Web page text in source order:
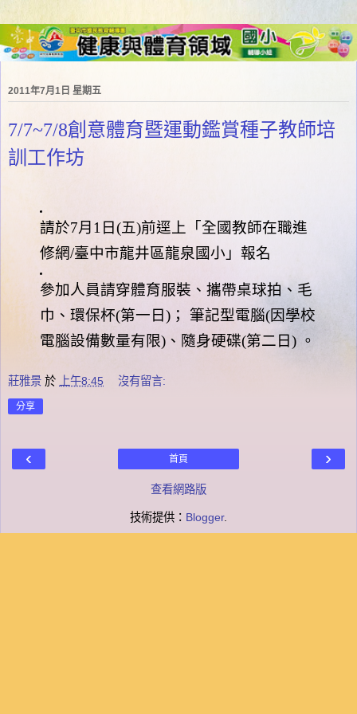
2011年7月1日 星期五
7/7~7/8創意體育暨運動鑑賞種子教師培
訓工作坊
請於7月 1 日 (五)前逕上「全國教師在職進
修網/臺中市龍井區龍泉國小」報名
參加人員請穿體育服裝、攜帶桌球拍、毛
巾、環保杯(第一日 ) ； 筆記型電腦(因學校
電腦設備數量有限) 、隨身硬碟(第二日 ) 。
莊雅景 於 上午8:45 沒有留言:
分享
‹ ›
首頁
查看網路版
技術提供： Blogger.